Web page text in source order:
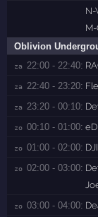
N-
Oblivion
za 22:00 - 22:40:
za 22:40 - 23:20:
za 23:20 - 00:10:
zo 00:10 - 01:00:
zo 01:00 - 02:00:
zo 02:00 - 03:00:
zo 03:00 - 04:00: